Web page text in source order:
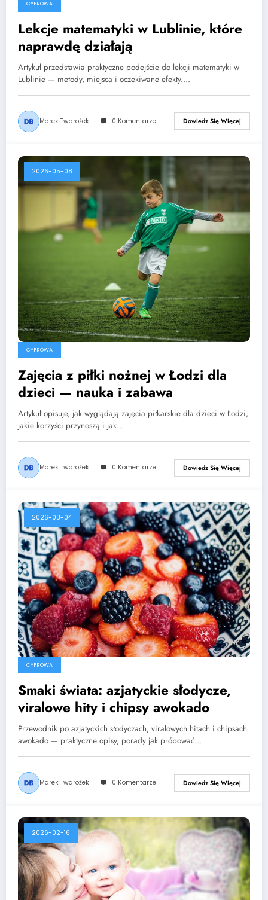
CYFROWA
Lekcje matematyki w Lublinie, które
naprawdę działają
Artykuł przedstawia praktyczne podejście do lekcji matematyki w
Lublinie — metody, miejsca i oczekiwane efekty.…
Marek Twarożek 0 Komentarze Dowiedz Się Więcej
2026-05-08
CYFROWA
Zajęcia z piłki nożnej w Łodzi dla
dzieci — nauka i zabawa
Artykuł opisuje, jak wyglądają zajęcia piłkarskie dla dzieci w Łodzi,
jakie korzyści przynoszą i jak…
Marek Twarożek 0 Komentarze Dowiedz Się Więcej
2026-03-04
CYFROWA
Smaki świata: azjatyckie słodycze,
viralowe hity i chipsy awokado
Przewodnik po azjatyckich słodyczach, viralowych hitach i chipsach
awokado — praktyczne opisy, porady jak próbować…
Marek Twarożek 0 Komentarze Dowiedz Się Więcej
2026-02-16